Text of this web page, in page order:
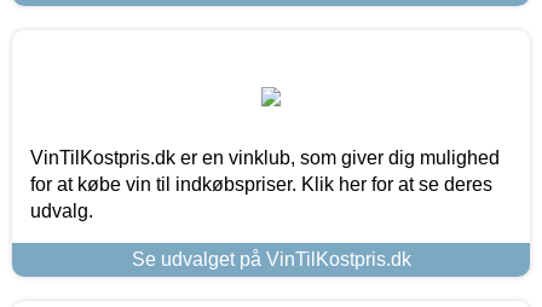
VinTilKostpris.dk er en vinklub, som giver dig mulighed
for at købe vin til indkøbspriser. Klik her for at se deres
udvalg.
Se udvalget på VinTilKostpris.dk